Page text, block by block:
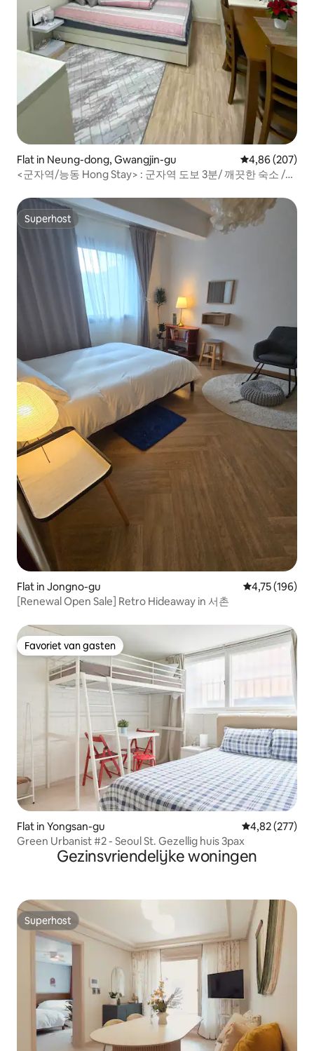
Flat in Neung-dong, Gwangjin-gu Gemiddelde
4,86 (207)
<군자역/능동 Hong Stay> : 군자역 도보 3분/ 깨끗한 숙소 /
Superhost
Superhost
Flat in Jongno-gu Gemiddelde
4,75 (196)
[Renewal Open Sale] Retro Hideaway in 서촌
Favoriet van gasten
Favoriet van gasten
Flat in Yongsan-gu Gemiddelde
4,82 (277)
Green Urbanist #2 - Seoul St. Gezellig huis 3pax
Gezinsvriendelijke woningen
Superhost
Superhost